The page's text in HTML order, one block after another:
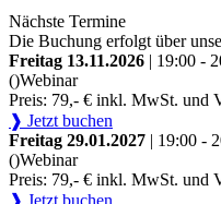
Nächste Termine
Die Buchung erfolgt über
Freitag 13.11.2026 | 19:00 -
()Webinar
Preis: 79,- € inkl. MwSt. und
❱ Jetzt buchen
Freitag 29.01.2027 | 19:00 -
()Webinar
Preis: 79,- € inkl. MwSt. und